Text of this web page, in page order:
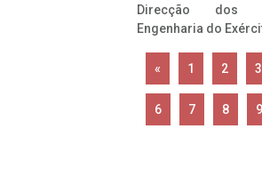
Direcção dos
Engenharia do
« 1 2 3
6 7 8 9